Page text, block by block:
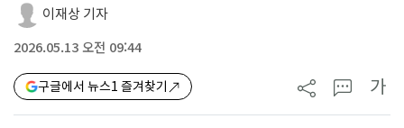
이재상 기자
2026.05.13 오전 09:44
구글에서 뉴스1 즐겨찾기 가